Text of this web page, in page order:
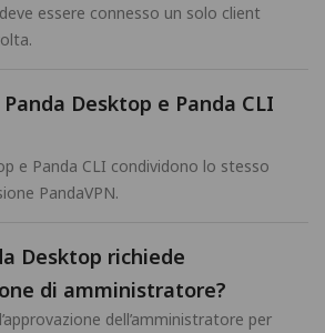
essere connesso un solo client
Desktop e Panda CLI
e Panda CLI condividono lo stesso
PandaVPN.
Desktop richiede
di amministratore?
dell’amministratore per